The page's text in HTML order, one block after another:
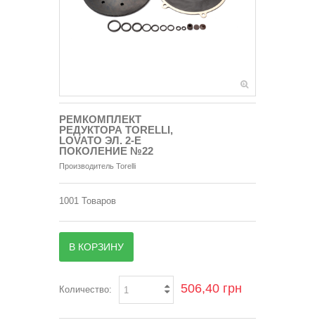
РЕМКОМПЛЕКТ
РЕДУКТОРА TORELLI,
LOVATO ЭЛ. 2-Е
ПОКОЛЕНИЕ №22
Производитель Torelli
1001 Товаров
В КОРЗИНУ
Количество: 506,40 грн